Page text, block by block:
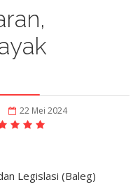
22 Mei 2024
Legislasi (Baleg)